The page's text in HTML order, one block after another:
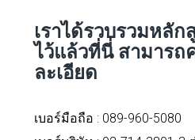
เราได้รวบรวมหลั
ไว้แล้วที่นี่สามารถ
ละเอียด
เบอร์มือถือ : 089-960-5080